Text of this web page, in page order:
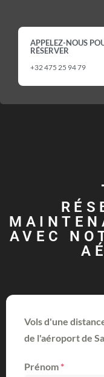
APPELEZ-NOUS
RÉSERVER
+32 475 25 94 79
AVEC
Vols d'une
de l'aéroport de
Prénom*